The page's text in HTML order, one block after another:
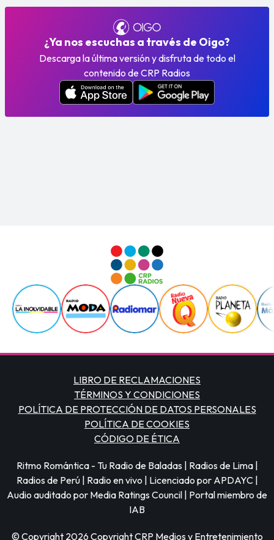
¿Ya nos escuchas a través de Oigo?
Descarga la última versión y disfruta de todo el
contenido de CRP Radios
LIBRO DE RECLAMACIONES
TÉRMINOS Y CONDICIONES
POLÍTICA DE PROTECCIÓN DE DATOS PERSONALES
POLÍTICA DE COOKIES
CÓDIGO DE ÉTICA
Ritmo Romántica - Tu Radio de Baladas | Radios de Lima |
Radios de Perú | Radio en vivo | Licenciado por APDAYC |
Audio auditado por Media Ratings Council | Portal miembro de
IAB
© Copyright 2026 Copyright CRP Medios y Entretenimiento